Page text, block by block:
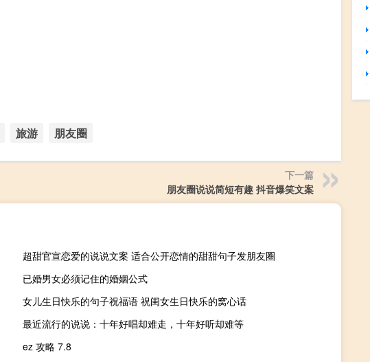
旅游 朋友圈
下一篇
朋友圈说说简短有趣 抖音爆笑文案
超甜官宣恋爱的说说文案 适合公开恋情的甜甜句子发朋友圈
已婚男女必须记住的婚姻公式
女儿生日快乐的句子祝福语 祝闺女生日快乐的窝心话
最近流行的说说：十年好唱却难走，十年好听却难等
ez 攻略 7.8